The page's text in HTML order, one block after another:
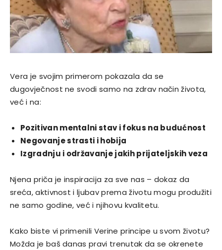
Vera je svojim primerom pokazala da se
dugovječnost ne svodi samo na zdrav način života,
već i na:
Pozitivan mentalni stav i fokus na budućnost
Negovanje strasti i hobija
Izgradnju i održavanje jakih prijateljskih veza
Njena priča je inspiracija za sve nas – dokaz da
sreća, aktivnost i ljubav prema životu mogu produžiti
ne samo godine, već i njihovu kvalitetu.
Kako biste vi primenili Verine principe u svom životu?
Možda je baš danas pravi trenutak da se okrenete